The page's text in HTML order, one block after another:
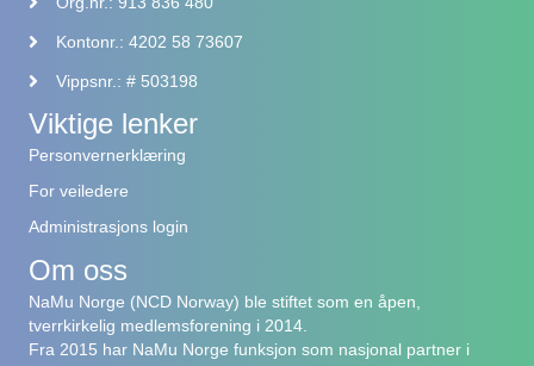
Kontonr.: 4202 58 73607
Vippsnr.: # 503198
Viktige lenker
Personvernerklæring
For veiledere
Administrasjons login
Om oss
NaMu Norge (NCD Norway) ble stiftet som en åpen,
tverrkirkelig medlemsforening i 2014.
Fra 2015 har NaMu Norge funksjon som nasjonal partner i